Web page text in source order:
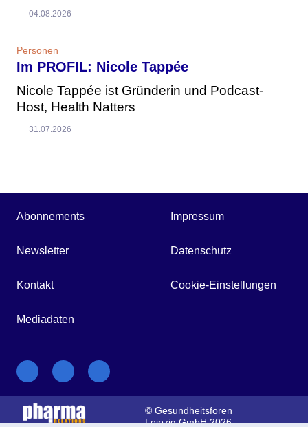
04.08.2026
Personen
Im PROFIL: Nicole Tappée
Nicole Tappée ist Gründerin und Podcast-
Host, Health Natters
31.07.2026
Abonnements
Newsletter
Kontakt
Mediadaten
Impressum
Datenschutz
Cookie-Einstellungen
© Gesundheitsforen
Leipzig GmbH 2026